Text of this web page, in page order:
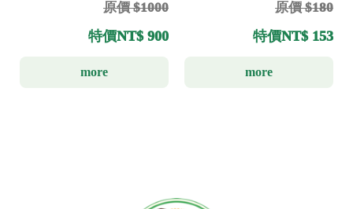
原價 $1000
特價NT$ 900
more
原價 $180
特價NT$ 153
more